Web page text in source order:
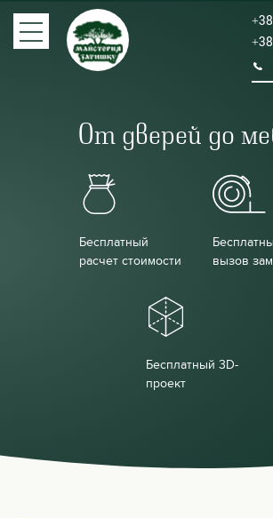
От дверей до
Бесплатный
расчет стоимости
вызов
Бесплатный 3D-
проект